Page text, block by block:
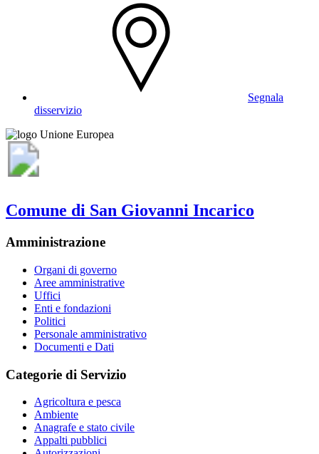
Segnala
disservizio
Comune di San Giovanni Incarico
Amministrazione
Organi di governo
Aree amministrative
Uffici
Enti e fondazioni
Politici
Personale amministrativo
Documenti e Dati
Categorie di Servizio
Agricoltura e pesca
Ambiente
Anagrafe e stato civile
Appalti pubblici